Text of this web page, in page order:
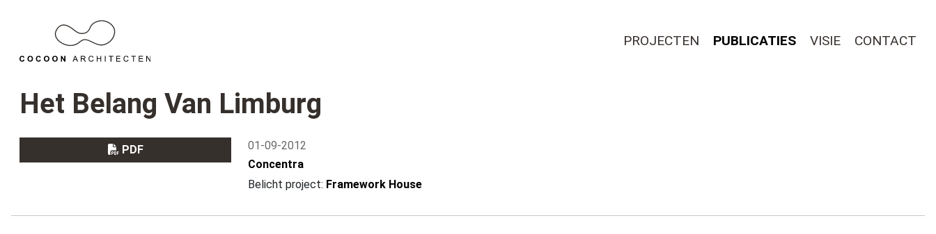
PROJECTEN PUBLICATIES VISIE CONTACT
Het Belang Van Limburg
PDF
01-09-2012
Concentra
Belicht project: Framework House